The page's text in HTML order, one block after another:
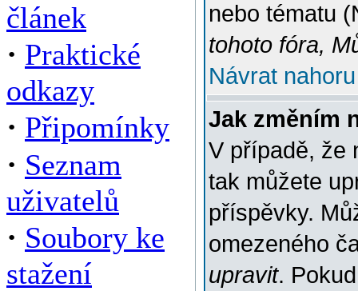
článek
· Praktické
odkazy
· Připomínky
· Seznam
uživatelů
· Soubory ke
stažení
nebo tématu
tohoto fóra,
Návrat nahoru
Jak změním
V případě, že
tak můžete
příspěvky.
omezeného
upravit.